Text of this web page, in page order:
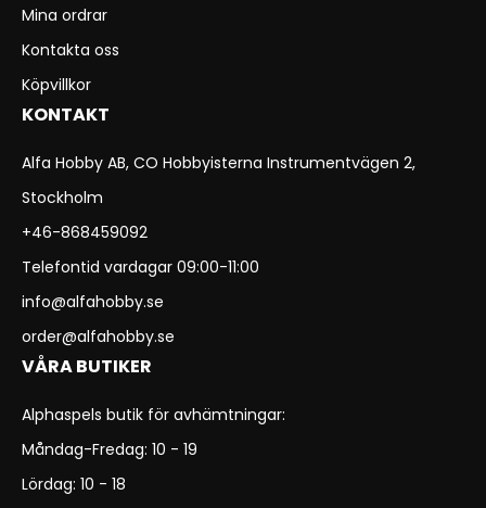
Mina ordrar
Kontakta oss
Köpvillkor
KONTAKT
Alfa Hobby AB, CO Hobbyisterna Instrumentvägen 2,
Stockholm
+46-868459092
Telefontid vardagar 09:00-11:00
info@alfahobby.se
order@alfahobby.se
VÅRA BUTIKER
Alphaspels butik för avhämtningar:
Måndag-Fredag: 10 - 19
Lördag: 10 - 18